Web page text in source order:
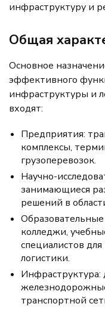
инфраструктуру и
Общая
Основное
эффективного
инфраструктуры и
входят:
Предприятия:
комплексы,
грузоперевозок.
Научно-
занимающиеся
решений в
колледжи,
специалистов
логистики.
Инфраструктура:
транспортной